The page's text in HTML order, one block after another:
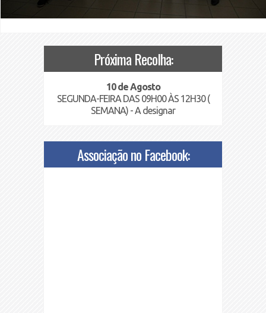
Próxima Recolha:
10 de Agosto
SEGUNDA-FEIRA DAS 09H00 ÀS 12H30 (
SEMANA) - A designar
Associação no Facebook: